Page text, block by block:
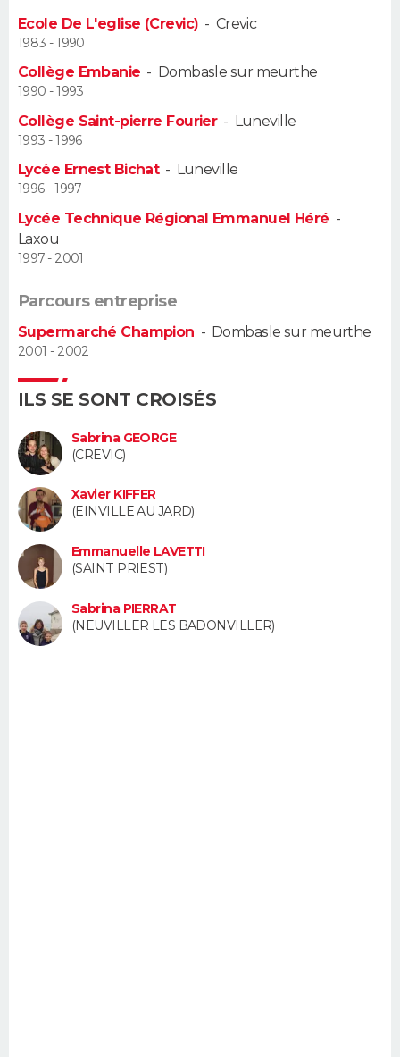
Alimentation
Guide de la santé
Maladies
Médicaments
Sommeil
VOYAGE
Destinations
City break
Voyage nature
Voyage de noces
Forum
Climat
+
PHOTO
GUIDES D'ACHAT
BONS PLANS
Carte de Noël
Carte Bonne année
Carte Saint-Valentin
Carte Pâques
Carte d'anniversaire
COPAINS D'AVANT
Bricolage
Lifestyle
Culture
Sport
Auto
Television
Voyage
Cinema
Ecole De L'eglise (Crevic) - Crevic
1983 - 1990
Collège Embanie - Dombasle sur meurthe
1990 - 1993
Collège Saint-pierre Fourier- Luneville
1993 - 1996
Lycée Ernest Bichat- Luneville
1996 - 1997
Lycée Technique Régional Emmanuel Héré -
Laxou
1997 - 2001
Parcours entreprise
Supermarché Champion - Dombasle sur meurthe
2001 - 2002
ILS SE SONT CROISÉS
Sabrina GEORGE
(CREVIC)
Xavier KIFFER
(EINVILLE AU JARD)
Emmanuelle LAVETTI
(SAINT PRIEST)
Sabrina PIERRAT
(NEUVILLER LES BADONVILLER)